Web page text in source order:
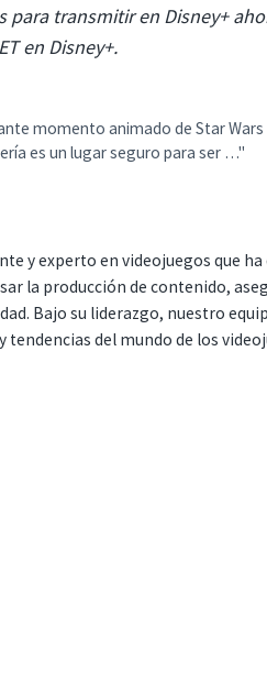
transmitir en Disney+
en Disney+.
momento animado de Star Wars
es un lugar seguro para ser …"
y experto en videojuegos que ha
la producción de contenido,
Bajo su liderazgo, nuestro
tendencias del mundo de los